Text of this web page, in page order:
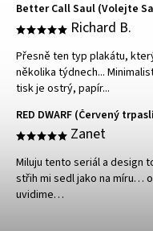
Better Call Saul (Volejte
Richard B.
Přesně ten typ plakátu,
několika týdnech...
tisk je ostrý, papír...
RED DWARF (Červený
Zanet
Miluju tento seriál a design
střih mi sedl jako na míru…
uvidime…